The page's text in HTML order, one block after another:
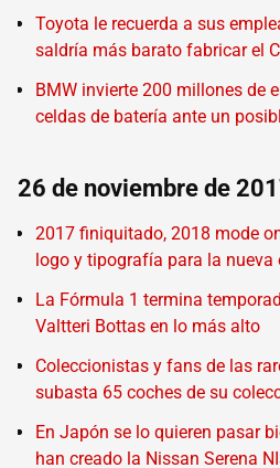
Toyota le recuerda a sus
saldría más barato fabricar el
BMW invierte 200 millones de
celdas de batería ante un
26 de noviembre de
2017 finiquitado, 2018 mode
logo y tipografía para la nueva
La Fórmula 1 termina
Valtteri Bottas en lo más alto
Coleccionistas y fans de las
subasta 65 coches de su
En Japón se lo quieren pasar
han creado la Nissan Serena